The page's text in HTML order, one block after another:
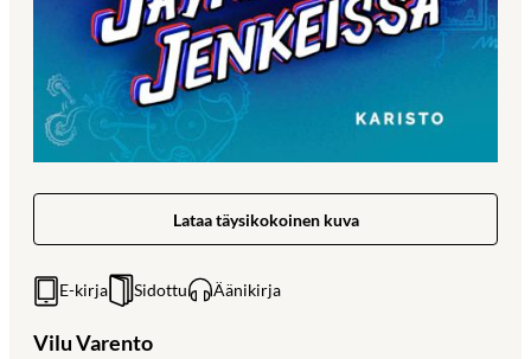
Lataa täysikokoinen kuva
E-kirja Sidottu Äänikirja
Vilu Varento